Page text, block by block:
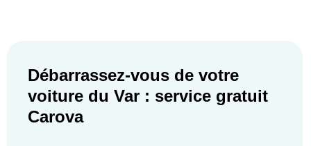
Débarrassez-vous de votre
voiture du Var : service gratuit
Carova